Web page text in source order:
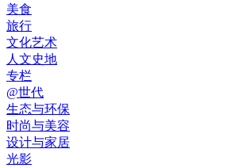
美食
旅行
文化艺术
人文史地
专栏
@世代
生态与环保
时尚与美容
设计与家居
光影